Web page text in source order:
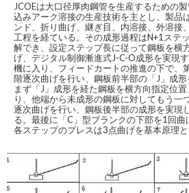
JCOEは大口径厚肉鋼管を生産するための
込みアーク溶接の生産技術を主とし、製品
ンド、折り曲げ、継ぎ目、内溶接、外溶接
工程を経ている。その成形過程はN+1ステ
解でき、設定ステップ長に従って鋼板を横
げ、デジタル制御漸進式J-C-O成形を実現
機に入り、フィードカートの推進の下で、
階逐次曲げを行い、鋼板前半部の「J」成
まず「J」成形を経た鋼板を横方向指定位
り、他端から未成形の鋼板に対してもう一
逐次曲げを行い、鋼板後半部の成形を実現
る。最後に「C」型ブランクの下部を1回曲
各ステップのプレスは3点曲げを基本原理と